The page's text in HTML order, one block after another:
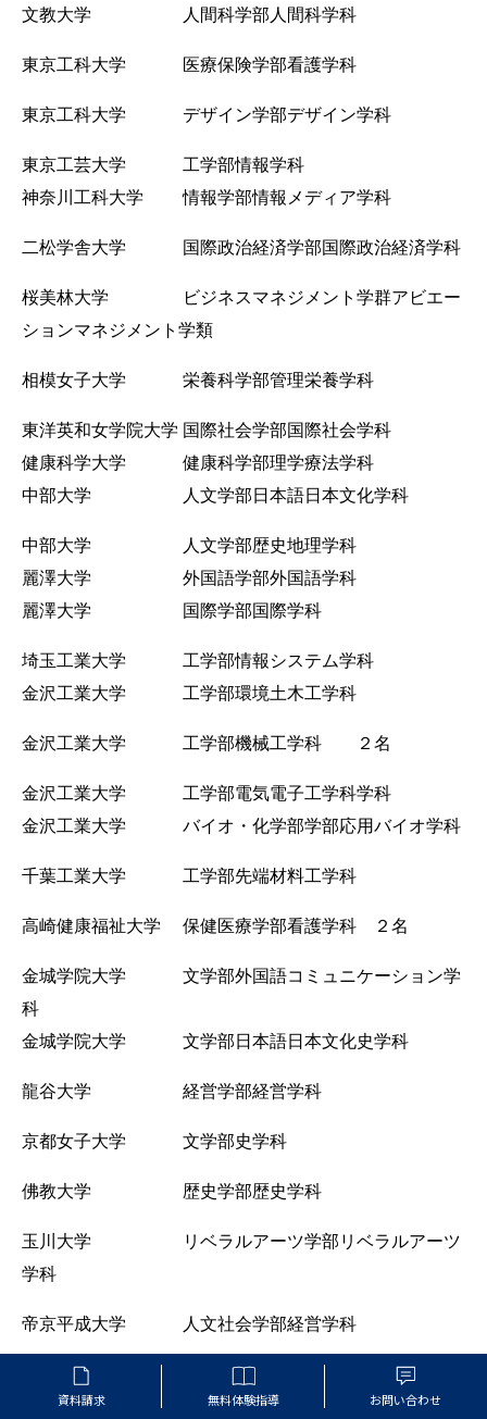
文教大学 人間科学部人間科学科
東京工科大学 医療保険学部看護学科
東京工科大学 デザイン学部デザイン学科
東京工芸大学 工学部情報学科
神奈川工科大学 情報学部情報メディア学科
二松学舎大学 国際政治経済学部国際政治経済学科
桜美林大学 ビジネスマネジメント学群アビエー
ションマネジメント学類
相模女子大学 栄養科学部管理栄養学科
東洋英和女学院大学 国際社会学部国際社会学科
健康科学大学 健康科学部理学療法学科
中部大学 人文学部日本語日本文化学科
中部大学 人文学部歴史地理学科
麗澤大学 外国語学部外国語学科
麗澤大学 国際学部国際学科
埼玉工業大学 工学部情報システム学科
金沢工業大学 工学部環境土木工学科
金沢工業大学 工学部機械工学科 ２名
金沢工業大学 工学部電気電子工学科学科
金沢工業大学 バイオ・化学部学部応用バイオ学科
千葉工業大学 工学部先端材料工学科
高崎健康福祉大学 保健医療学部看護学科 ２名
金城学院大学 文学部外国語コミュニケーション学
科
金城学院大学 文学部日本語日本文化史学科
龍谷大学 経営学部経営学科
京都女子大学 文学部史学科
佛教大学 歴史学部歴史学科
玉川大学 リベラルアーツ学部リベラルアーツ
学科
帝京平成大学 人文社会学部経営学科
共愛学園前橋国際大学 国際社会学部国際社会学科
資料請求 無料体験指導 お問い合わせ